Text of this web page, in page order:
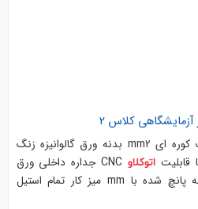
آزمایشگاهی کلاس 2
... رنگ الکترواستاتیک . * رنگ کوره ای mm2 بدنه ورق گالوانیزه زنگ
قابلیت اتوکلاو
CNC جداره داخلی ورق
گالوانیزه و کف استیل سه پارچه پانچ شده با mm میز کار تمام استیل